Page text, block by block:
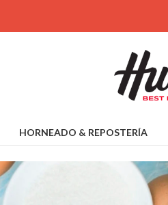
HORNEADO & REPOSTERÍA